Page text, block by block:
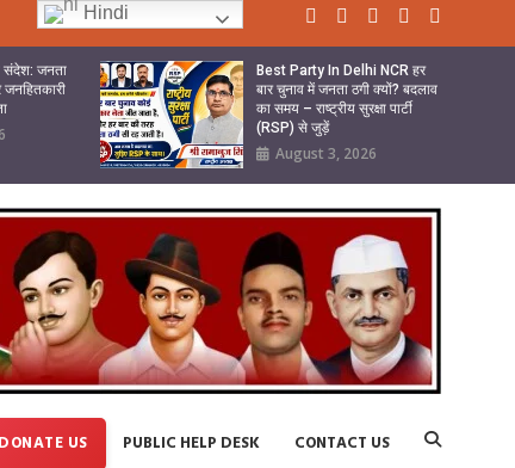
संदेश: जनता
जनहितकारी
Best Party In Delhi NCR हर
बार चुनाव में जनता ठगी क्यों? बदलाव
का समय – राष्ट्रीय सुरक्षा पार्टी
(RSP) से जुड़ें
August 3, 2026
DONATE US PUBLIC HELP DESK CONTACT US
Hindi